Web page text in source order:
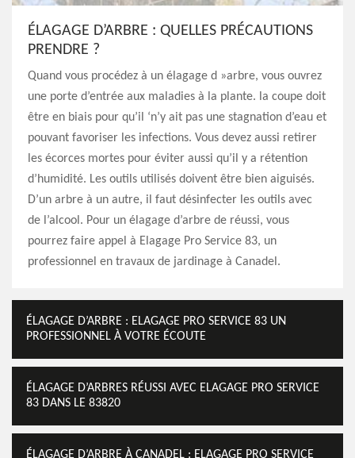
ÉLAGAGE D’ARBRE : QUELLES PRÉCAUTIONS
PRENDRE ?
Quand vous procédez à un élagage d »arbre, vous ouvrez
une porte d’entrée aux maladies à la plante. la coupe doit
être en biais pour qu’il ‘n’y ait pas une stagnation d’eau et
pouvant favoriser les infections. Vous devez aussi retirer
les écorces mortes pour éviter aussi qu’il y a rétention
d’humidité. Les outils utilisés doivent être bien aiguisés.
D’un arbre à un autre, il faut désinfecter les outils avec
de l’alcool. Pour un élagage d’arbre de réussi, vous
pourrez faire appel à Elagage Pro Service 83, un
professionnel en travaux de jardinage à Canadel.
ÉLAGAGE D’ARBRE : ELAGAGE PRO SERVICE 83 UN
PROFESSIONNEL À VOTRE ÉCOUTE
ÉLAGAGE D’ARBRES RÉUSSI AVEC ELAGAGE PRO SERVICE
83 DANS LE 83820
ÉLAGAGE D’ARBRE À CANADEL : ELAGAGE PRO SERVICE